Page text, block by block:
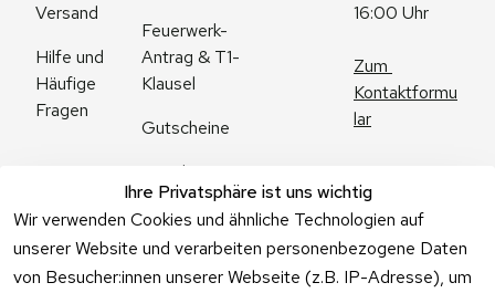
Ihre Privatsphäre ist uns wichtig
Wir verwenden Cookies und ähnliche Technologien auf
unserer Website und verarbeiten personenbezogene Daten
von Besucher:innen unserer Webseite (z.B. IP-Adresse), um
Versand
Hilfe und
Häufige
Fragen
Feuerwerk-
Antrag & T1-
Klausel
Gutscheine
Angebote
Feuerwerk
Online kaufen
16:00 Uhr
Zum
Kontaktformu
lar